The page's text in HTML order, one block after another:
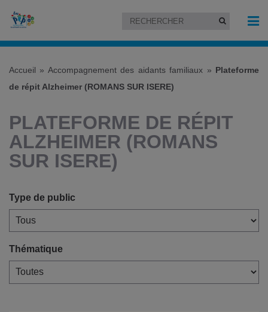
Accueil » Accompagnement des aidants familiaux » Plateforme
de répit Alzheimer (ROMANS SUR ISERE)
PLATEFORME DE RÉPIT
ALZHEIMER (ROMANS
SUR ISERE)
Type de public
Thématique